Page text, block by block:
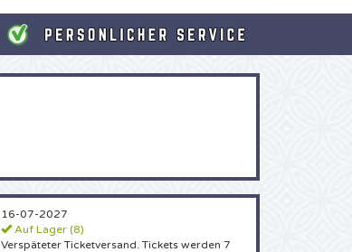
16-07-2027
Auf Lager (8)
Verspäteter Ticketversand. Tickets werden 7